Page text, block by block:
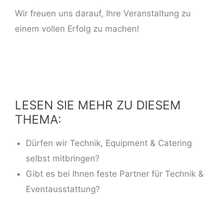
Wir freuen uns darauf, Ihre Veranstaltung zu
einem vollen Erfolg zu machen!
LESEN SIE MEHR ZU DIESEM
THEMA:
Dürfen wir Technik, Equipment & Catering
selbst mitbringen?
Gibt es bei Ihnen feste Partner für Technik &
Eventausstattung?